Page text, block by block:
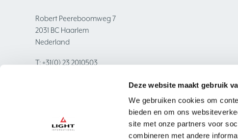
Deze website maakt gebruik
We gebruiken cookies om
bieden en om ons
site met onze partners voor
combineren met andere
Robert Peereboomweg 7
2031 BC Haarlem
Nederland
T:+31(0) 23 2010503